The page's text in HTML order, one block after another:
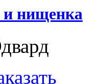
и нищенка